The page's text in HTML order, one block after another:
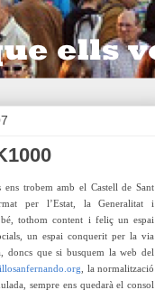
ens trobem amb el Castell de Sant
per l’Estat, la Generalitat i
tothom content i feliç un espai
un espai conquerit per la via
doncs que si busquem la web del
, la normalització
sempre ens quedarà el consol